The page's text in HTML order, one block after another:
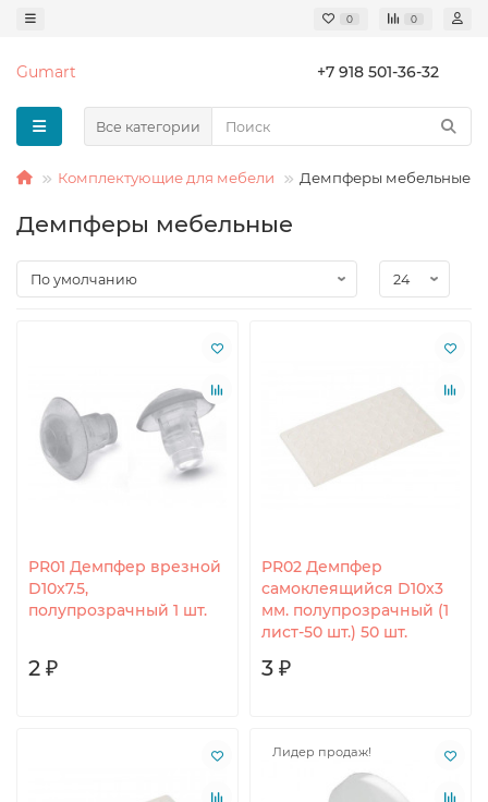
0 0
Gumart +7 918 501-36-32
Все категории
Комплектующие для мебели Демпферы мебельные
Демпферы мебельные
PR01 Демпфер врезной
D10x7.5,
полупрозрачный 1 шт.
2 ₽
PR02 Демпфер
самоклеящийся D10x3
мм. полупрозрачный (1
лист-50 шт.) 50 шт.
3 ₽
Лидер продаж!